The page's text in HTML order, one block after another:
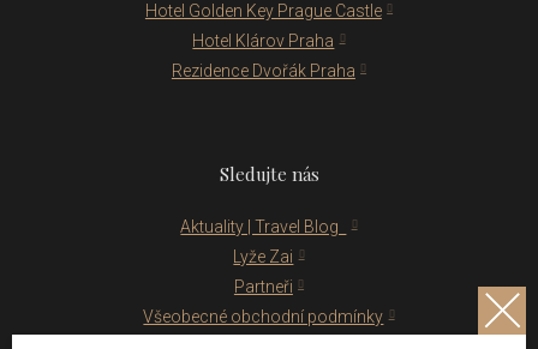
Hotel Golden Key Prague Castle
Hotel Klárov Praha
Rezidence Dvořák Praha
Sledujte nás
Aktuality | Travel Blog
Lyže Zai
Partneři
Všeobecné obchodní podmínky